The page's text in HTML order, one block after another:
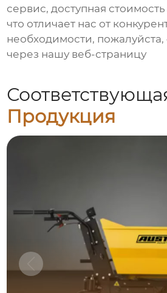
сервис, доступная
что отличает нас от
необходимости,
через нашу веб-страницу
Продукция